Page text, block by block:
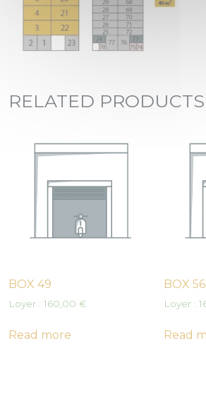
RELATED PRODUCTS
BOX 49
Loyer : 160,00 €
Read more
BOX 56
Loyer :
Read